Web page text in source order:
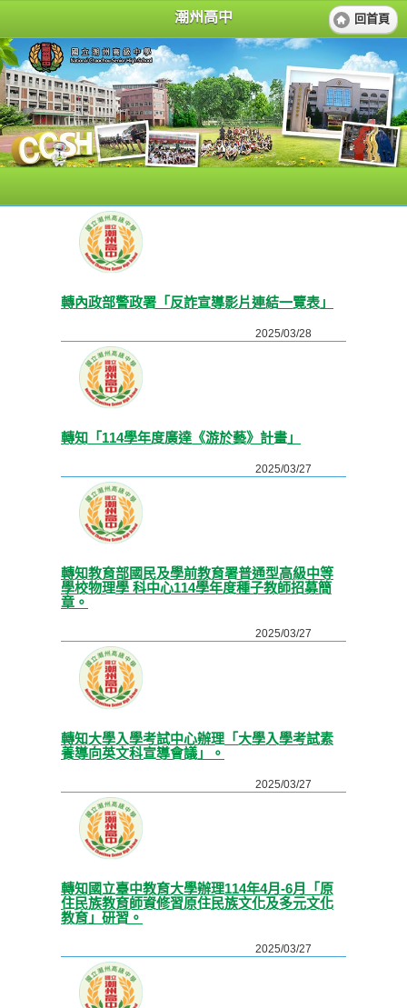
潮州高中 回首頁
轉內政部警政署「反詐宣導影片連結一覽表」
2025/03/28
轉知「114學年度廣達《游於藝》計畫」
2025/03/27
轉知教育部國民及學前教育署普通型高級中等
學校物理學 科中心114學年度種子教師招募簡
章。
2025/03/27
轉知大學入學考試中心辦理「大學入學考試素
養導向英文科宣導會議」。
2025/03/27
轉知國立臺中教育大學辦理114年4月-6月「原
住民族教育師資修習原住民族文化及多元文化
教育」研習。
2025/03/27